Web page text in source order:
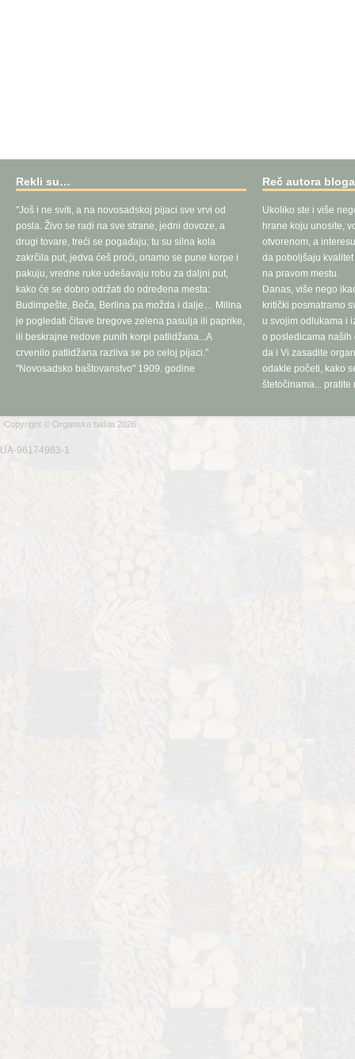
Rekli su…
"Još i ne sviti, a na novosadskoj pijaci sve vrvi od
posla. Živo se radi na sve strane, jedni dovoze, a
drugi tovare, treći se pogađaju; tu su silna kola
zakrčila put, jedva ćeš proći, onamo se pune korpe i
pakuju, vredne ruke udešavaju robu za daljni put,
kako će se dobro održati do određena mesta:
Budimpešte, Beča, Berlina pa možda i dalje… Milina
je pogledati čitave bregove zelena pasulja ili paprike,
ili beskrajne redove punih korpi patlidžana...A
crvenilo patlidžana razliva se po celoj pijaci."
"Novosadsko baštovanstvo" 1909. godine
Reč autora
Ukoliko ste i više
hrane koju unosite,
otvorenom, a
da poboljšaju
na pravom mestu.
Danas, više nego
kritički posmatramo
u svojim odlukama i
o posledicama naših
da i Vi zasadite
odakle početi, kako
štetočinama... pratite
Copyright © Organska bašta 2026
UA-96174983-1